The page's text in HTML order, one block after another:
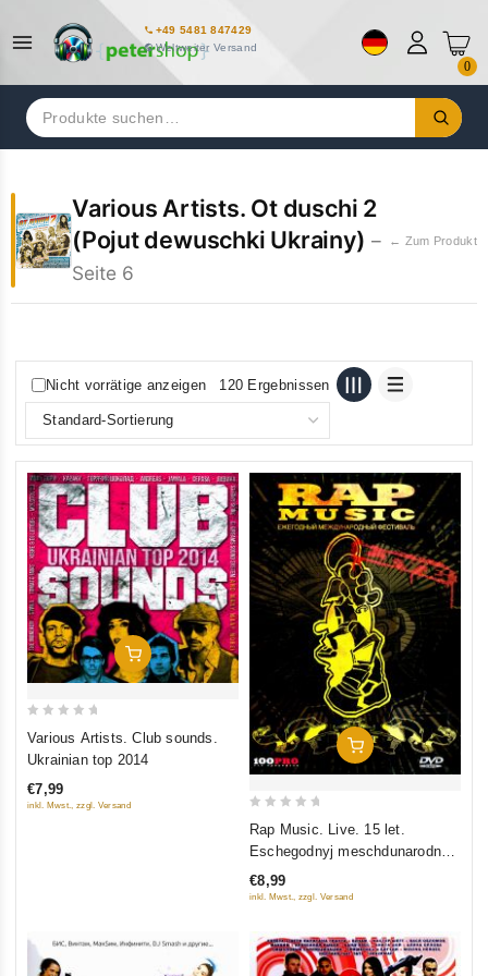
+49 5481 847429
Weltweiter Versand
0
Suchen
nach:
Various Artists. Ot duschi 2
(Pojut dewuschki Ukrainy) –
Seite 6
← Zum Produkt
Nicht vorrätige anzeigen 120 Ergebnissen
In Den Warenkorb
5
Various Artists. Club sounds.
Ukrainian top 2014
€7,99
inkl. Mwst., zzgl. Versand
In Den Warenkorb
out
5
Rap Music. Live. 15 let.
Eschegodnyj meschdunarodnyj
festiwal
€8,99
inkl. Mwst., zzgl. Versand